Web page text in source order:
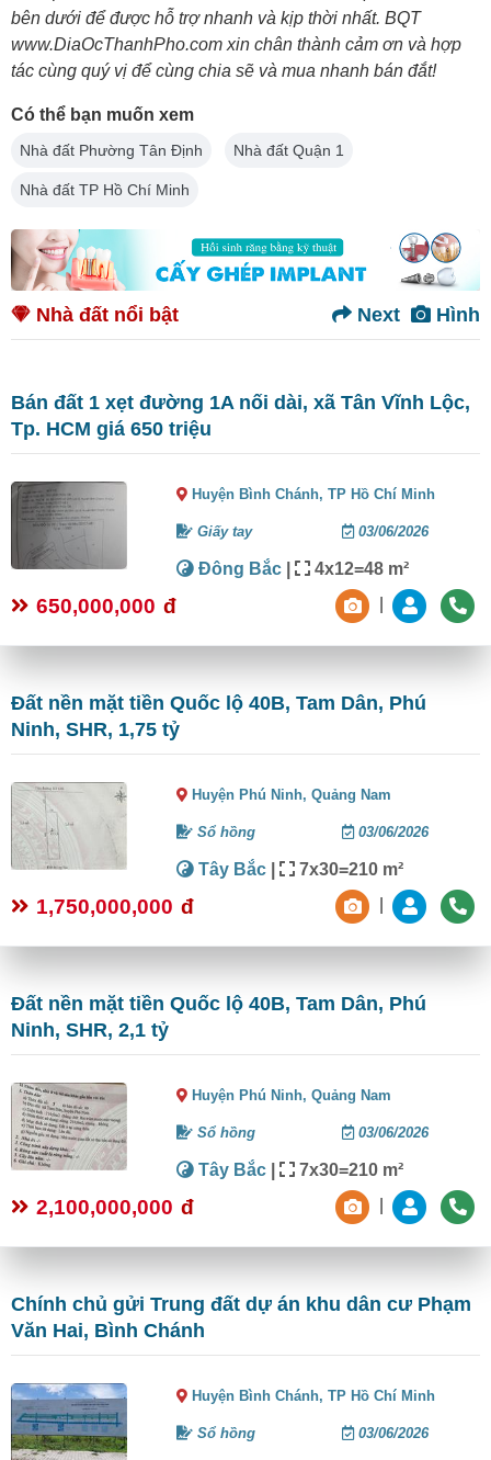
bên dưới để được hỗ trợ nhanh và kịp thời nhất. BQT
www.DiaOcThanhPho.com xin chân thành cảm ơn và hợp
tác cùng quý vị để cùng chia sẽ và mua nhanh bán đắt!
Có thể bạn muốn xem
Nhà đất Phường Tân Định Nhà đất Quận 1
Nhà đất TP Hồ Chí Minh
Nhà đất nổi bật Hình
Next
Bán đất 1 xẹt đường 1A nối dài, xã Tân Vĩnh Lộc,
Tp. HCM giá 650 triệu
Huyện Bình Chánh,TP Hồ Chí Minh
Giấy tay 03/06/2026
Đông Bắc | 4x12=48 m²
650,000,000 đ
Đất nền mặt tiền Quốc lộ 40B, Tam Dân, Phú
Ninh, SHR, 1,75 tỷ
Huyện Phú Ninh,Quảng Nam
Sổ hồng 03/06/2026
Tây Bắc | 7x30=210 m²
1,750,000,000 đ
Đất nền mặt tiền Quốc lộ 40B, Tam Dân, Phú
Ninh, SHR, 2,1 tỷ
Huyện Phú Ninh,Quảng Nam
Sổ hồng 03/06/2026
Tây Bắc | 7x30=210 m²
2,100,000,000 đ
Chính chủ gửi Trung đất dự án khu dân cư Phạm
Văn Hai, Bình Chánh
Huyện Bình Chánh,TP Hồ Chí Minh
Sổ hồng 03/06/2026